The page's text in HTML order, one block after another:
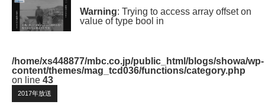
Warning: Trying to access array offset on
value of type bool in
/home/xs448877/mbc.co.jp/public_html/blogs/showa/wp-
content/themes/mag_tcd036/functions/category.php
on line 43
2017年放送